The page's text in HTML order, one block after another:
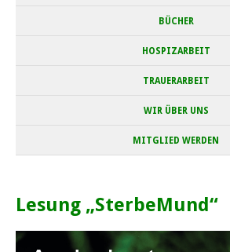
BÜCHER
HOSPIZARBEIT
TRAUERARBEIT
WIR ÜBER UNS
MITGLIED WERDEN
Lesung „SterbeMund“